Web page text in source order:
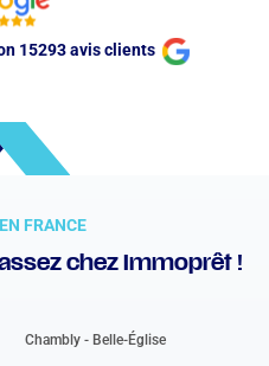
15293 avis clients
FRANCE
chez Immoprêt !
Chambly - Belle-Église